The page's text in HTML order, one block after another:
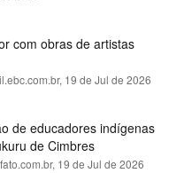
com obras de artistas
19 de Jul de 2026
de educadores indígenas
de Cimbres
19 de Jul de 2026